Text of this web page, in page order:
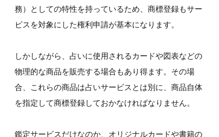
務）としての特性を持っているため、商標登録もサー
ビスを対象にした権利申請が基本になります。
しかしながら、占いに使用されるカードや図表などの
物理的な商品を販売する場合もあり得ます。その場
合、これらの商品は占いサービスとは別に、商品自体
を指定して商標登録しておかなければなりません。
鑑定サービスだけなのか、オリジナルカードや書籍の